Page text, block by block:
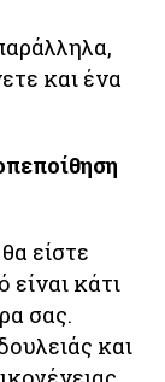
και ένα
είστε
είναι κάτι
σας.
και